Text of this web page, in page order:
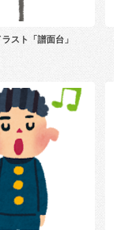
スト「譜面台」